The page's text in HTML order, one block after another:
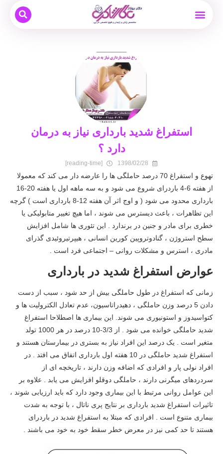
استفراغ شدید بارداری نیاز به درمان
دارد ؟
1398/02/28
[reading-time]
تهوع و استفراغ 70 درصد حاملگی ها را عارضه دار می کند که معمولا
از هفته 6-4 باردرای شروع می شود و به سه ماهه اول یا هفته 20-16
بارداری محدود می شود ( و اوج اثر آن هفته 12-8 بارداری است ) گرچه
این تظاهرات ، باعث دیسترس می شوند ، اما هیچ تغییر متابولیکی یا
خطری برای مادر و جنین در برندارد . این تئوری ها شامل افزایش
سطح استروژن ، گنادوتروپین کورین انسانی ، هیپرتیروئیدی گذرای
مادری ، استرس و مشکلات روانی – اجتماعی فرد است .
عوارض استفراغ شدید در بارداری
زمانی که استفراغ در طول حاملگی بیش از حد شود ، سبب از دست
دادن 5 درصد وزن حاملگی ، دهیدراتاسیون، عدم تعادل الکترولیت ها و
کتواسیدوز و استونیوری می شوند. این بیماری ها اصطلاحا استفراغ
شدید حاملگی خوانده می شود . از 3/3-10 درصد در هر 1000 تولد
متغیر است . یک درصد این افراد نیاز به بستری در بیمارستان هستند و
استفراغ شدید حاملگی در 10 هفته اول بارداری اتفاق می افتد . در
افراد نولی پار و افرادی که اضافه وزن دارند ، تاریخچه ای از
سردردهای میگرنی دارند ، حاملگی دوقلو افزایش می یابد . علاوه بر
این عوامل روانی مرتبط با این بیماری وجود دارد که باید ارزیابی شوند ،
تاثیرات استفراغ شدید بارداری بر نتایج پری ناتال ، با توجه به شدت
بیماری متنوع است . افرادی که مبتلا به استفراغ شدید در باردرای
هستند تا حد کمی نیز در معرض خطر سقط خود به خود می باشند .